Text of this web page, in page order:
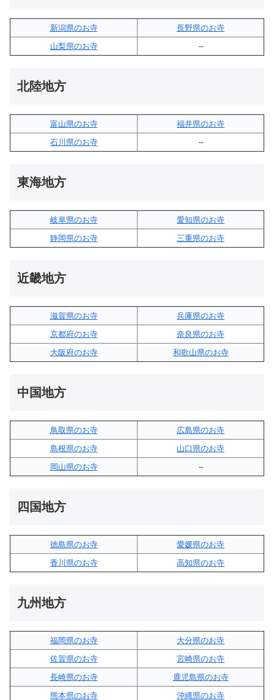
新潟県のお寺
長野県のお寺
山梨県のお寺
–
北陸地方
富山県のお寺
福井県のお寺
石川県のお寺
–
東海地方
岐阜県のお寺
愛知県のお寺
静岡県のお寺
三重県のお寺
近畿地方
滋賀県のお寺
兵庫県のお寺
京都府のお寺
奈良県のお寺
大阪府のお寺
和歌山県のお寺
中国地方
鳥取県のお寺
広島県のお寺
島根県のお寺
山口県のお寺
岡山県のお寺
–
四国地方
徳島県のお寺
愛媛県のお寺
香川県のお寺
高知県のお寺
九州地方
福岡県のお寺
大分県のお寺
佐賀県のお寺
宮崎県のお寺
長崎県のお寺
鹿児島県のお寺
熊本県のお寺
沖縄県のお寺